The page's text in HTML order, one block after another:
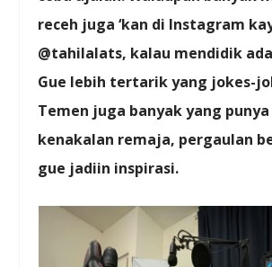
receh juga ‘kan di Instagram
@tahilalats, kalau mendidik
Gue lebih tertarik yang jokes-
Temen juga banyak yang
kenakalan remaja, pergaulan
gue jadiin inspirasi.